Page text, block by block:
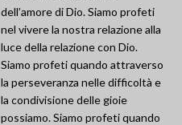
dell’amore di Dio. Siamo profeti
nel vivere la nostra relazione alla
luce della relazione con Dio.
Siamo profeti quando attraverso
la perseveranza nelle difficoltà e
la condivisione delle gioie
possiamo. Siamo profeti quando